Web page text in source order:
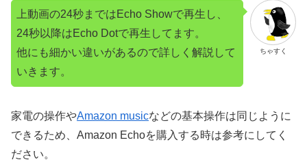
ちゃすく
上動画の24秒まではEcho Showで再生し、
24秒以降はEcho Dotで再生してます。
他にも細かい違いがあるので詳しく解説して
いきます。
家電の操作やAmazon musicなどの基本操作は同じように
できるため、Amazon Echoを購入する時は参考にしてく
ださい。